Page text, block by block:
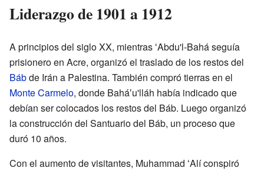
Liderazgo de 1901 a 1912
A principios del siglo XX, mientras ʻAbdu'l-Bahá seguía
prisionero en Acre, organizó el traslado de los restos del
Bábde Irán a Palestina. También compró tierras en el
Monte Carmelo, donde Baháʼu'lláh había indicado que
debían ser colocados los restos del Báb. Luego organizó
la construcción del Santuario del Báb, un proceso que
duró 10 años.
Con el aumento de visitantes, Muhammad ʻAlí conspiró